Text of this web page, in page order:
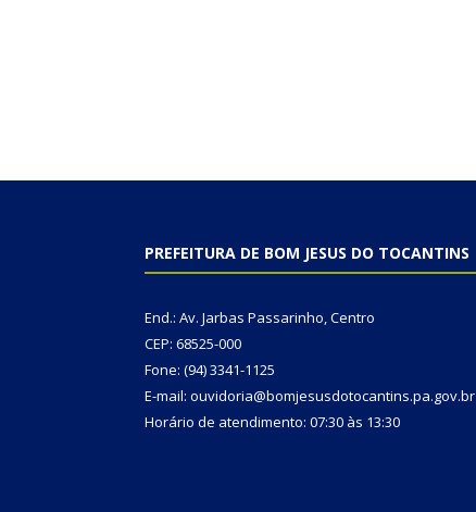
PREFEITURA DE BOM JESUS DO TOCANTINS
End.: Av. Jarbas Passarinho, Centro
CEP: 68525-000
Fone: (94) 3341-1125
E-mail: ouvidoria@bomjesusdotocantins.pa.gov.br
Horário de atendimento: 07:30 às 13:30